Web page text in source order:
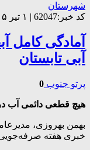
شهرستان
کد خبر:62047 | ۱ تیر ۱۴۰۵ ساعت ۰۲:۱۰
آمادگی کامل
آبی تابستان
پرتو جنوب 0
هیچ قطعی دائمی آب
بهمن بهروزی،
خبری هفته